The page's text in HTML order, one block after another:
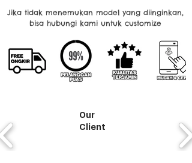
Jika tidak menemukan model yang diinginkan,
bisa hubungi kami untuk customize
Our
Client